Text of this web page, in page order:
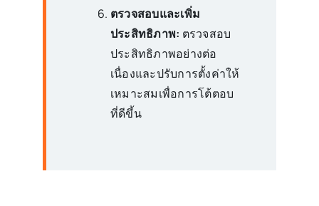
ตรวจสอบและเพิ่ม
ประสิทธิภาพ: ตรวจสอบ
ประสิทธิภาพอย่างต่อ
เนื่องและปรับการตั้งค่าให้
เหมาะสมเพื่อการโต้ตอบ
ที่ดีขึ้น